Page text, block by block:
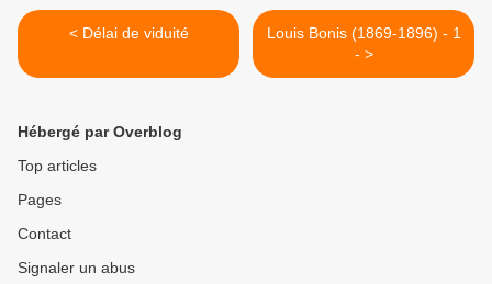
< Délai de viduité
Louis Bonis (1869-1896) - 1
- >
Hébergé par Overblog
Top articles
Pages
Contact
Signaler un abus